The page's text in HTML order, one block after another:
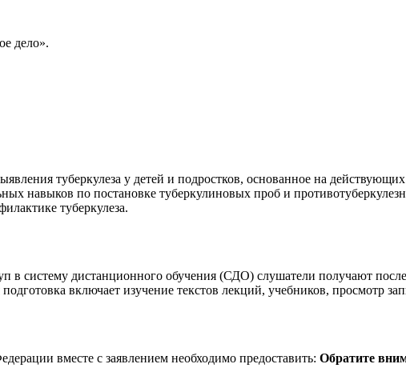
дело».
туберкулеза у детей и подростков, основанное на
навыков по постановке туберкулиновых проб и
туберкулеза.
в систему дистанционного обучения (СДО) слушатели получают
включает изучение текстов лекций, учебников, просмотр
вместе с заявлением необходимо предоставить: Обратите